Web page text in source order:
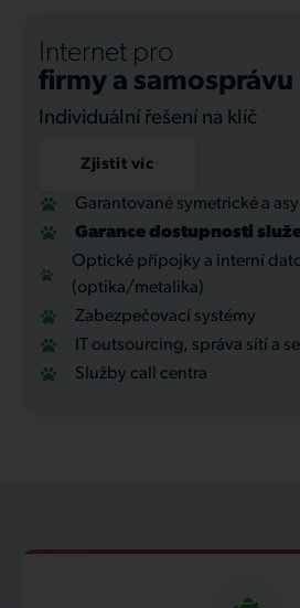
Internet pro
firmy a samosprávu
Individuální řešení na klíč
Zjistit víc
Garantované symetrické a
Garance dostupnosti
Optické přípojky a interní
(optika/metalika)
Zabezpečovací systémy
IT outsourcing, správa sítí a
Služby call centra